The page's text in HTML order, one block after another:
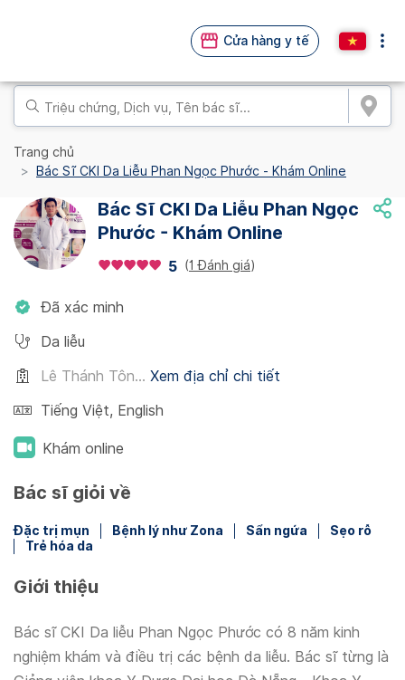
Cửa hàng y tế
Trang chủ
Bác Sĩ CKI Da Liễu Phan Ngọc Phước - Khám Online
Bác Sĩ CKI Da Liễu Phan Ngọc
Phước - Khám Online
5 (1 Đánh giá)
Đã xác minh
Da liễu
Lê Thánh Tôn... Xem địa chỉ chi tiết
Tiếng Việt, English
Khám online
Bác sĩ giỏi về
Đặc trị mụn Bệnh lý như Zona Sẩn ngứa
Sẹo rỗ
Trẻ hóa da
Giới thiệu
Bác sĩ CKI Da liễu Phan Ngọc Phước có 8 năm kinh
nghiệm khám và điều trị các bệnh da liễu. Bác sĩ từng là